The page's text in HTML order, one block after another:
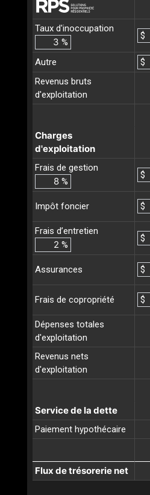
Taux d'inoccupation
%
$
Autre
$
Revenus bruts
d'exploitation
Charges
d'exploitation
Frais de gestion
%
$
Impôt foncier $
Frais d’entretien
%
$
Assurances $
Frais de copropriété $
Dépenses totales
d'exploitation
Revenus nets
d'exploitation
Service de la dette
Paiement hypothécaire
Flux de trésorerie net